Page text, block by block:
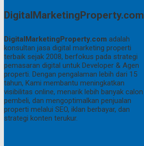
DigitalMarketingProperty.com
DigitalMarketingProperty.com adalah
konsultan jasa digital marketing properti
terbaik sejak 2008, berfokus pada strategi
pemasaran digital untuk Developer & Agen
properti. Dengan pengalaman lebih dari 15
tahun, Kami membantu meningkatkan
visibilitas online, menarik lebih banyak calon
pembeli, dan mengoptimalkan penjualan
properti melalui SEO, iklan berbayar, dan
strategi konten terukur.